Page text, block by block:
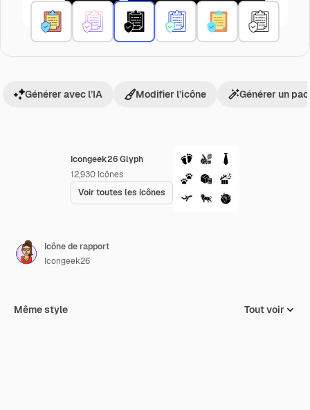
Icongeek26 Glyph
12,930 Icônes
Voir toutes les icônes
Générer avec l’IA Modifier l’icône Générer un
Icône de rapport
Icongeek26
Même style Tout voir